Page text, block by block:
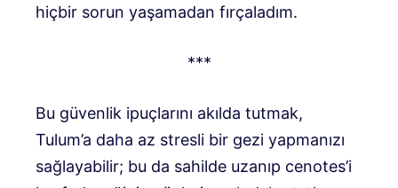
hiçbir sorun yaşamadan fırçaladım.
***
Bu güvenlik ipuçlarını akılda tutmak,
Tulum’a daha az stresli bir gezi yapmanızı
sağlayabilir; bu da sahilde uzanıp cenotes’i